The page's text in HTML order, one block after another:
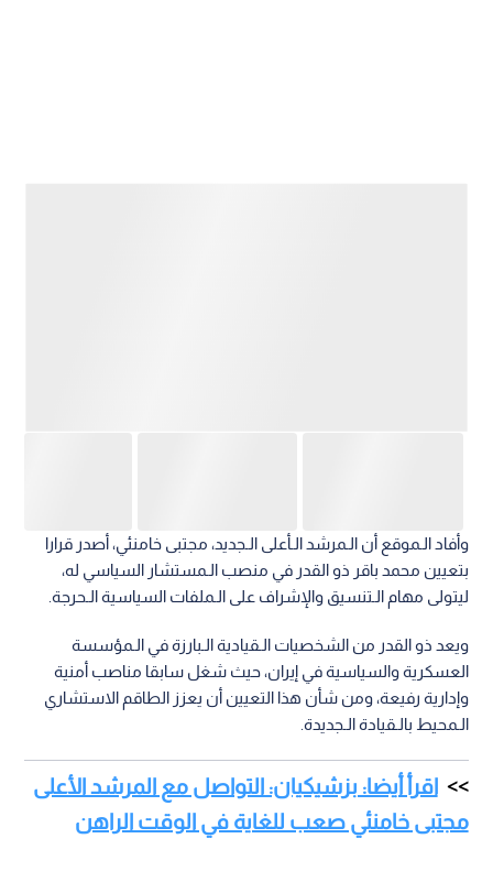
وأفاد الـموقع أن الـمرشد الـأعلى الـجديد، مجتبى خامنئي، أصدر قرارا
بتعيين محمد باقر ذو القدر في منصب الـمستشار السياسي له،
ليتولى مهام الـتنسيق والإشراف على الـملفات السياسية الـحرجة.
ويعد ذو القدر من الشخصيات الـقيادية الـبارزة في الـمؤسسة
العسكرية والسياسية في إيران، حيث شغل سابقا مناصب أمنية
وإدارية رفيعة، ومن شأن هذا التعيين أن يعزز الطاقم الاستشاري
الـمحيط بالـقيادة الـجديدة.
اقرأ أيضا: بزشيكيان: التواصل مع المرشد الأعلى
مجتبى خامنئي صعب للغاية في الوقت الراهن